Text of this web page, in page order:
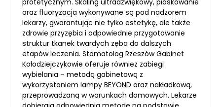
protetycznym. Skaling ultradźwiękowy, piaskowanie
oraz fluoryzacja wykonywane są pod nadzorem
lekarzy, gwarantując nie tylko estetykę, ale także
zdrowie przyzębia i odpowiednie przygotowanie
struktur tkanek twardych zęba do dalszych
etapów leczenia. Stomatolog Rzeszów Gabinet
Kołodziejczykowie oferuje również zabiegi
wybielania – metodą gabinetową z
wykorzystaniem lampy BEYOND oraz nakładkową,
przeprowadzaną w warunkach domowych. Lekarze